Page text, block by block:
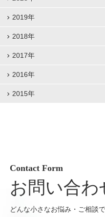
2019年
2018年
2017年
2016年
2015年
Contact Form
お問い合わ
どんな小さなお悩み・ご相談